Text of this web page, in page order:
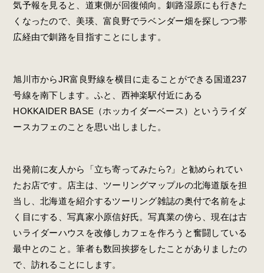
気予報を見ると、道東側が回復傾向。釧路湿原にも行きた
くなったので、美瑛、富良野でラベンダー畑を探しつつ帯
広経由で釧路を目指すことにします。
旭川市からJR富良野線を横目に走ることができる国道237
号線を南下します。ふと、西神楽駅付近にある
HOKKAIDER BASE（ホッカイダーベース）というライダ
ースカフェのことを思い出しました。
出発前に友人から「立ち寄ってみたら?」と勧められてい
たお店です。店主は、ツーリングマップルの北海道版を担
当し、北海道を紹介するツーリング雑誌の奥付で名前をよ
く目にする、写真家小原信好氏。写真業の傍ら、現在は古
いライダーハウスを改修しカフェを作ろうと奮闘している
最中とのこと。筆者も数回挨拶をしたことがありましたの
で、訪れることにします。